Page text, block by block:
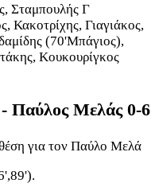
Σταμπουλής Γ
Κακοτρίχης, Γιαγιάκος,
(70'Μπάγιος),
Κουκουρίγκος
Παύλος Μελάς 0-6
για τον Παύλο Μελά